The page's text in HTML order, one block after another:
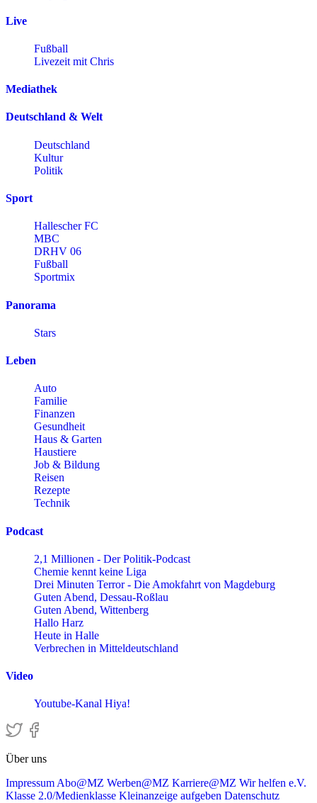
Live
Fußball
Livezeit mit Chris
Mediathek
Deutschland & Welt
Deutschland
Kultur
Politik
Sport
Hallescher FC
MBC
DRHV 06
Fußball
Sportmix
Panorama
Stars
Leben
Auto
Familie
Finanzen
Gesundheit
Haus & Garten
Haustiere
Job & Bildung
Reisen
Rezepte
Technik
Podcast
2,1 Millionen - Der Politik-Podcast
Chemie kennt keine Liga
Drei Minuten Terror - Die Amokfahrt von Magdeburg
Guten Abend, Dessau-Roßlau
Guten Abend, Wittenberg
Hallo Harz
Heute in Halle
Verbrechen in Mitteldeutschland
Video
Youtube-Kanal Hiya!
Über uns
Impressum Abo@MZ Werben@MZ Karriere@MZ Wir helfen e.V.
Klasse 2.0/Medienklasse Kleinanzeige aufgeben Datenschutz